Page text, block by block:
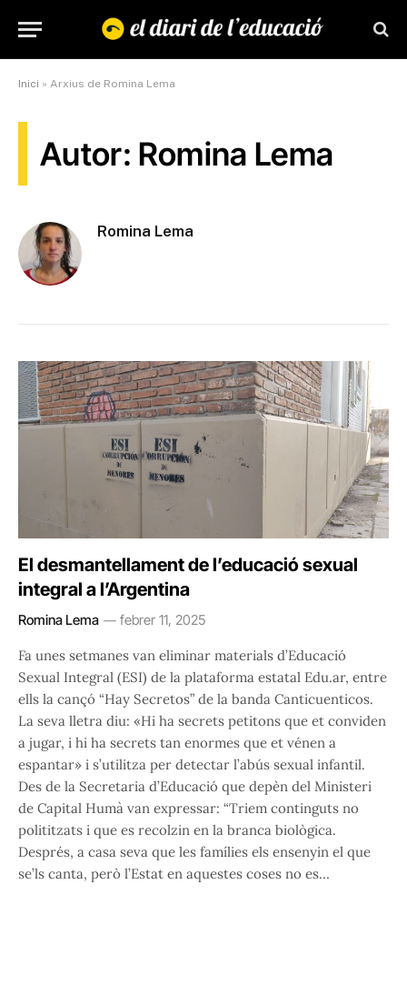
Inici » Arxius de Romina Lema
Autor: Romina Lema
Romina Lema
El desmantellament de l’educació sexual
integral a l’Argentina
Romina Lema febrer 11, 2025
Fa unes setmanes van eliminar materials d’Educació
Sexual Integral (ESI) de la plataforma estatal Edu.ar, entre
ells la cançó “Hay Secretos” de la banda Canticuenticos.
La seva lletra diu: «Hi ha secrets petitons que et conviden
a jugar, i hi ha secrets tan enormes que et vénen a
espantar» i s’utilitza per detectar l’abús sexual infantil.
Des de la Secretaria d’Educació que depèn del Ministeri
de Capital Humà van expressar: “Triem continguts no
polititzats i que es recolzin en la branca biològica.
Després, a casa seva que les famílies els ensenyin el que
se’ls canta, però l’Estat en aquestes coses no es…